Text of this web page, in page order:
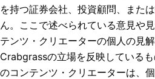
を持つ証券会社、投資顧問、また
ん。ここで述べられている意見や
テンツ・クリエーターの個人の見
Crabgrassの立場を反映している
のコンテンツ・クリエーターは、